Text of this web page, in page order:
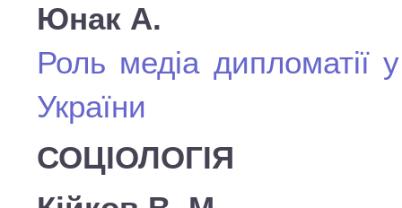
Юнак А.
Роль медіа дипломатії
України
СОЦІОЛОГІЯ